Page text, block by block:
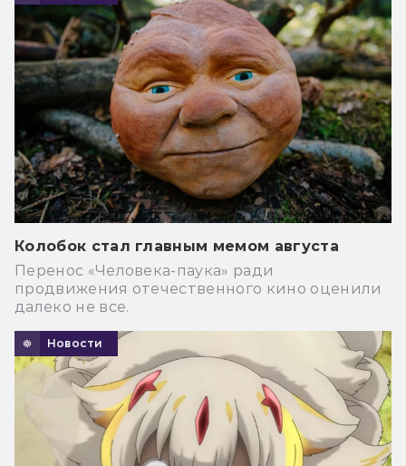
Колобок стал главным мемом августа
Перенос «Человека-паука» ради
продвижения отечественного кино оценили
далеко не все.
Новости